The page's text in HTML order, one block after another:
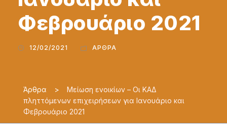
Φεβρουάριο 2021
12/02/2021 ΆΡΘΡΑ
Άρθρα >
Μείωση ενοικίων – Οι ΚΑΔ
πληττόμενων επιχειρήσεων για Ιανουάριο και
Φεβρουάριο 2021